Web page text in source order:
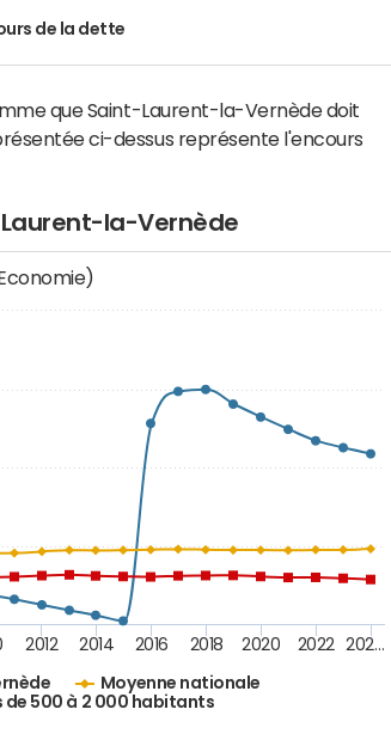
de la dette
que Saint-Laurent-la-Vernède doit
ci-dessus représente l'encours
la-Vernède
Moyenne nationale
de 500 à 2 000 habitants
2012 2014 2016 2018 2020 2022 202…